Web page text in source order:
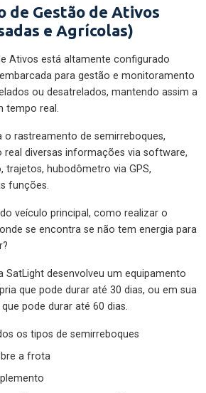
de Gestão de Ativos
e Agrícolas)
Ativos está altamente configurado
para gestão e monitoramento
ou desatrelados, mantendo assim a
tempo real.
o rastreamento de semirreboques,
diversas informações via software,
trajetos, hubodômetro via GPS,
funções.
veículo principal, como realizar o
se encontra se não tem energia para
SatLight desenvolveu um equipamento
que pode durar até 30 dias, ou em sua
pode durar até 60 dias.
os tipos de semirreboques
a frota